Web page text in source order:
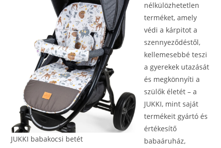
JUKKI babakocsi betét
nélkülözhetetlen
terméket, amely
védi a kárpitot a
szennyeződéstől,
kellemesebbé teszi
a gyerekek utazását
és megkönnyíti a
szülők életét – a
JUKKI, mint saját
termékeit gyártó és
értékesítő
babaáruház,